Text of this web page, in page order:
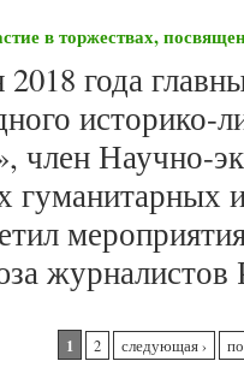
в торжествах,
2018 года
историко-
член Научно-
гуманитарных
журналистов
1 2 следующая ›